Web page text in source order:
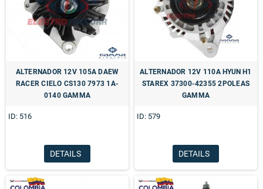
ALTERNADOR 12V 105A DAEW
RACER CIELO CS130 7973 1A-
0140 GAMMA
ID: 516
DETAILS
ALTERNADOR 12V 110A HYUN H1
STAREX 37300-42355 2POLEAS
GAMMA
ID: 579
DETAILS